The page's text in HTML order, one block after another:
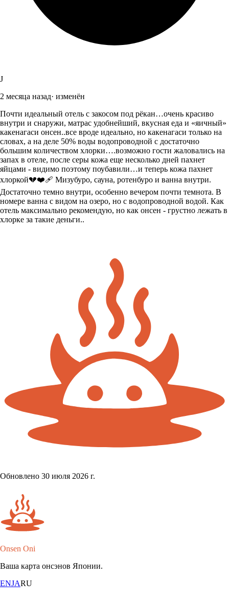
J
2 месяца назад· изменён
Почти идеальный отель с закосом под рёкан…очень красиво
внутри и снаружи, матрас удобнейший, вкусная еда и «яичный»
какенагаси онсен..все вроде идеально, но какенагаси только на
словах, а на деле 50% воды водопроводной с достаточно
большим количеством хлорки….возможно гости жаловались на
запах в отеле, после серы кожа еще несколько дней пахнет
яйцами - видимо поэтому поубавили…и теперь кожа пахнет
хлоркой💔❤️‍🩹 Мизубуро, сауна, ротенбуро и ванна внутри.
Достаточно темно внутри, особенно вечером почти темнота. В
номере ванна с видом на озеро, но с водопроводной водой. Как
отель максимально рекомендую, но как онсен - грустно лежать в
хлорке за такие деньги..
Обновлено 30 июля 2026 г.
Onsen Oni
Ваша карта онсэнов Японии.
ENJARU